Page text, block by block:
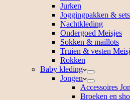
Jurken
Joggingpakken & sets
Nachtkleding
Ondergoed Meisjes
Sokken & maillots
Truien & vesten
Rokken
Baby kleding
Jongen
Accessoires
Broeken en